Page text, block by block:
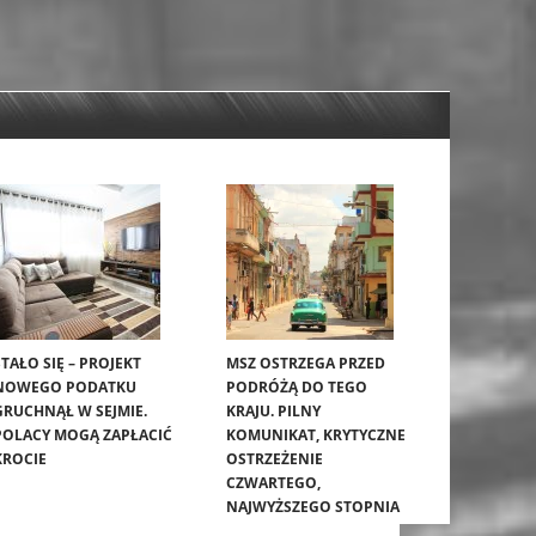
SIĘ – PROJEKT
PODATKU
W SEJMIE.
MOGĄ ZAPŁACIĆ
MSZ OSTRZEGA PRZED
PODRÓŻĄ DO TEGO
KRAJU. PILNY
KOMUNIKAT, KRYTYCZNE
OSTRZEŻENIE
CZWARTEGO,
NAJWYŻSZEGO STOPNIA